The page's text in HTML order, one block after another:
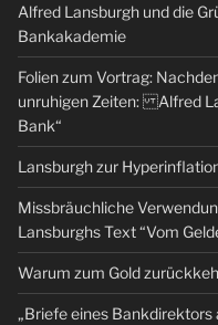
Alfred Lansburgh und die
Bankakademie
Folien zum Vortrag:
unruhigen Zeiten: Alfred
Bank“
Lansburgh zur
Missbräuchliche
Lansburghs Text “Vom
Warum zum Gold
„Briefe eines Bankdirektors